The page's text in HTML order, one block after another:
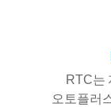
RTC는
오토플러